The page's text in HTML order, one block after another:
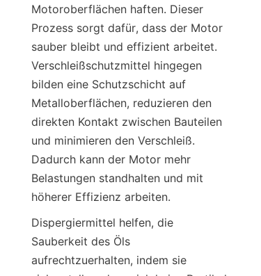
Motoroberflächen haften. Dieser
Prozess sorgt dafür, dass der Motor
sauber bleibt und effizient arbeitet.
Verschleißschutzmittel hingegen
bilden eine Schutzschicht auf
Metalloberflächen, reduzieren den
direkten Kontakt zwischen Bauteilen
und minimieren den Verschleiß.
Dadurch kann der Motor mehr
Belastungen standhalten und mit
höherer Effizienz arbeiten.
Dispergiermittel helfen, die
Sauberkeit des Öls
aufrechtzuerhalten, indem sie